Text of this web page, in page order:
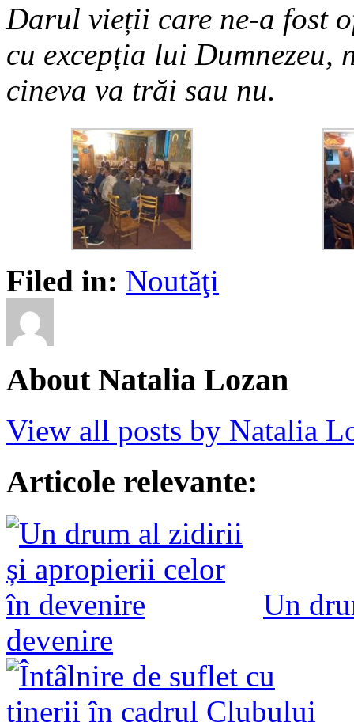
Darul vieții care ne-a fost
cu excepția lui Dumnezeu,
cineva va trăi sau nu.
Filed in: Noutăţi
About Natalia Lozan
View all posts by Natalia
Articole relevante:
Un
devenire